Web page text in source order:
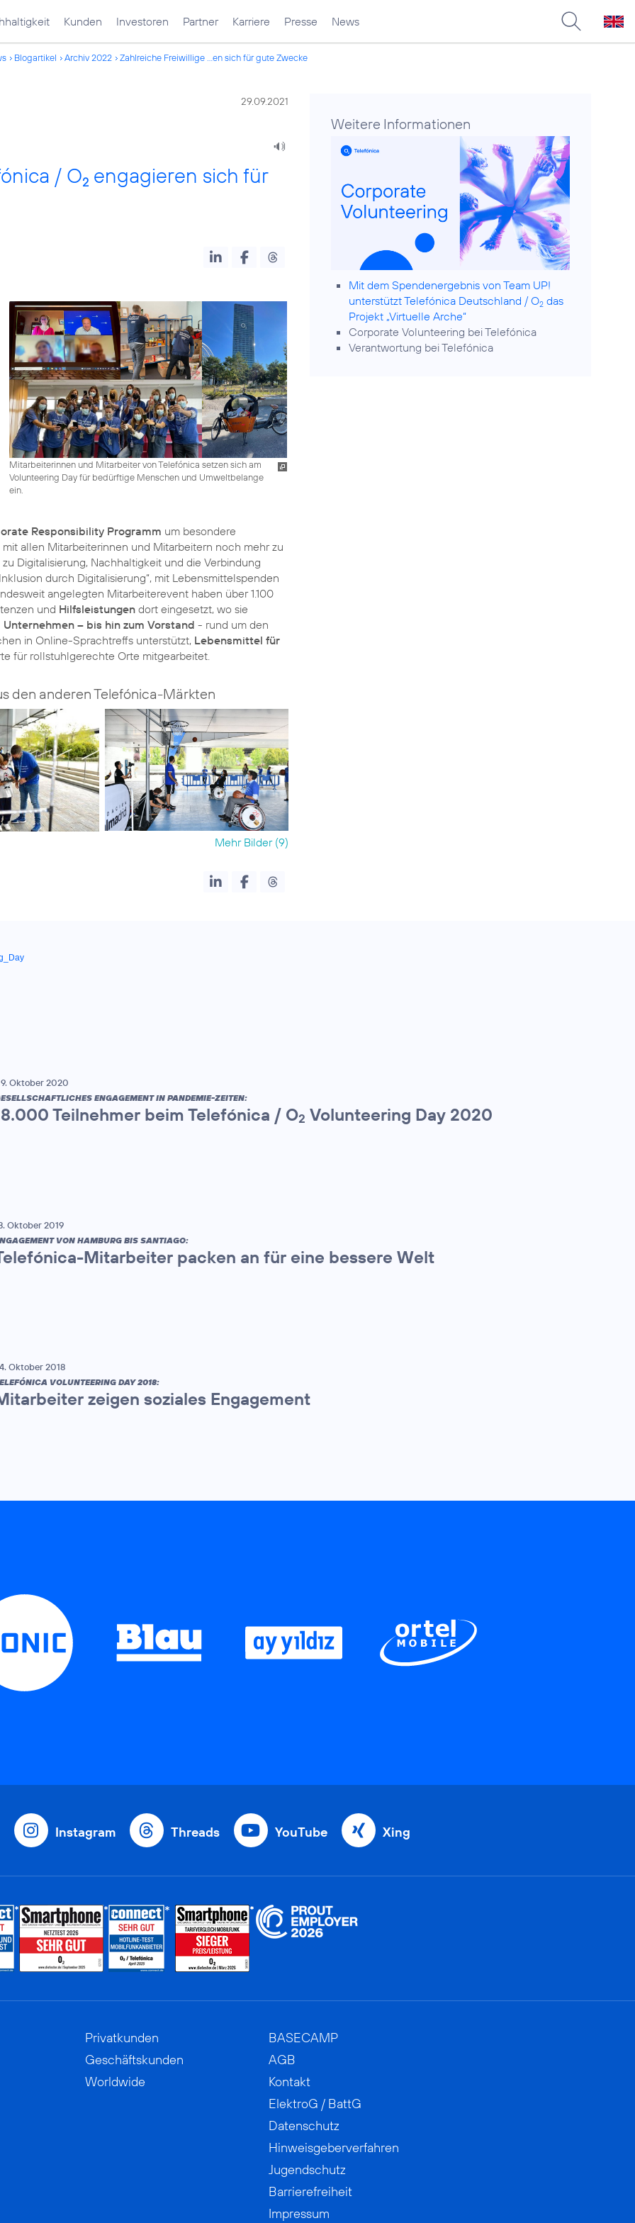
Kunden Investoren Partner Karriere Presse News
Blogartikel Archiv 2022 Zahlreiche Freiwillige ...en sich für gute Zwecke
29.09.2021
/ O2 engagieren sich für
Mitarbeiterinnen und Mitarbeiter von Telefónica setzen sich am
Volunteering Day für bedürftige Menschen und Umweltbelange
ein.
Responsibility Programm um besondere
allen Mitarbeiterinnen und Mitarbeitern noch mehr zu
Digitalisierung, Nachhaltigkeit und die Verbindung
durch Digitalisierung“, mit Lebensmittelspenden
angelegten Mitarbeiterevent haben über 1.100
und Hilfsleistungen dort eingesetzt, wo sie
– bis hin zum Vorstand - rund um den
in Online-Sprachtreffs unterstützt, Lebensmittel für
für rollstuhlgerechte Orte mitgearbeitet.
den anderen Telefónica-Märkten
Mehr Bilder (9)
Weitere Informationen
Mit dem Spendenergebnis von Team UP!
unterstützt Telefónica Deutschland / O2 das
Projekt „Virtuelle Arche“
Corporate Volunteering bei Telefónica
Verantwortung bei Telefónica
Oktober 2020
ENGAGEMENT IN PANDEMIE-ZEITEN:
Teilnehmer beim Telefónica / O2 Volunteering Day 2020
Oktober 2019
VON HAMBURG BIS SANTIAGO:
Mitarbeiter packen an für eine bessere Welt
Oktober 2018
VOLUNTEERING DAY 2018:
zeigen soziales Engagement
Instagram Threads YouTube Xing
Privatkunden
Geschäftskunden
Worldwide
BASECAMP
AGB
Kontakt
ElektroG / BattG
Datenschutz
Hinweisgeberverfahren
Jugendschutz
Barrierefreiheit
Impressum